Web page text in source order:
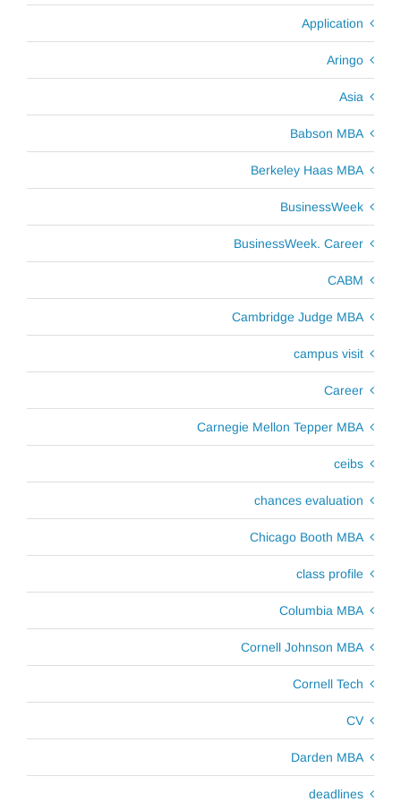
Application
Aringo
Asia
Babson MBA
Berkeley Haas MBA
BusinessWeek
BusinessWeek. Career
CABM
Cambridge Judge MBA
campus visit
Career
Carnegie Mellon Tepper MBA
ceibs
chances evaluation
Chicago Booth MBA
class profile
Columbia MBA
Cornell Johnson MBA
Cornell Tech
CV
Darden MBA
deadlines